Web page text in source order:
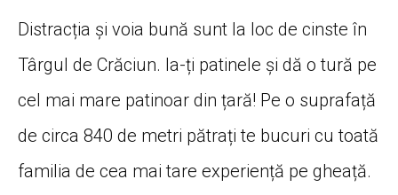
Distracția și voia bună sunt la loc de cinste în
Târgul de Crăciun. Ia-ți patinele și dă o tură pe
cel mai mare patinoar din țară! Pe o suprafață
de circa 840 de metri pătrați te bucuri cu toată
familia de cea mai tare experiență pe gheață.